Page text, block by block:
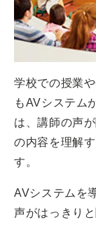
学校での授業
もAVシステム
は、講師の声
の内容を理解
す。
AVシステムを
声がはっきり